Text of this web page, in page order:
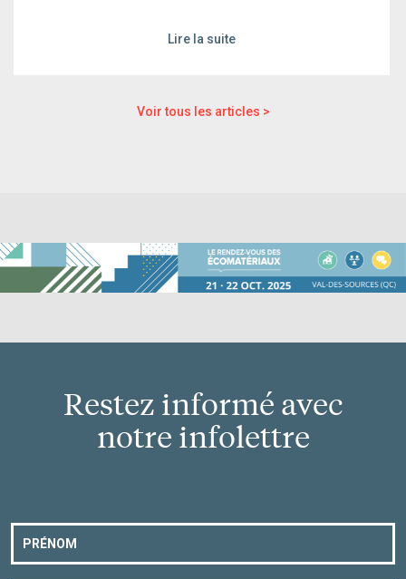
Lire la suite
Voir tous les articles >
Restez informé avec
notre infolettre